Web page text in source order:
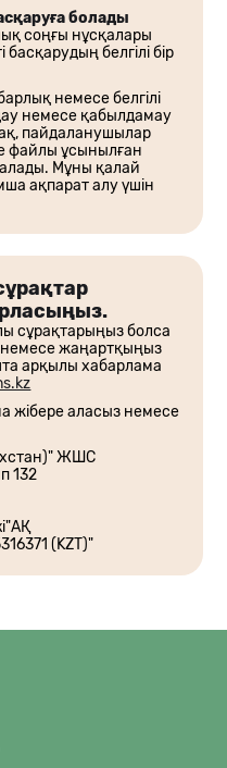
болады
соңғы нұсқалары
белгілі бір
немесе белгілі
немесе қабылдамау
пайдаланушылар
файлы ұсынылған
Мұны қалай
ақпарат алу үшін
сұрақтарыңыз болса
немесе жаңартқыңыз
арқылы хабарлама
жібере аласыз немесе
ЖШС
132
(KZT)"